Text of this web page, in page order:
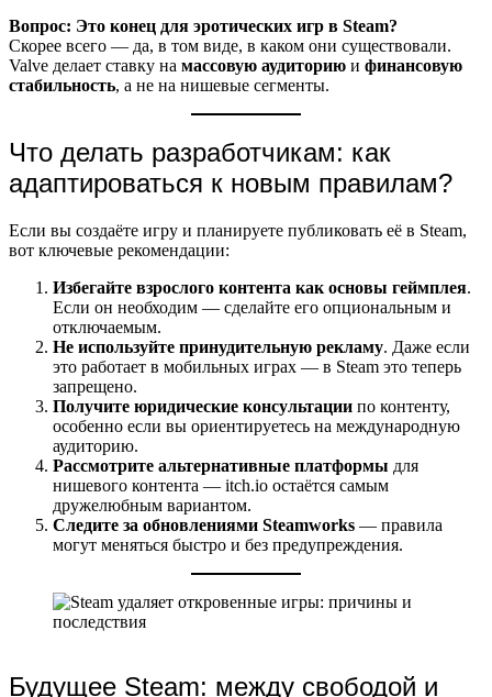
Вопрос: Это конец для эротических игр в Steam?
Скорее всего — да, в том виде, в каком они существовали.
Valve делает ставку на массовую аудиторию и финансовую
стабильность, а не на нишевые сегменты.
Что делать разработчикам: как
адаптироваться к новым правилам?
Если вы создаёте игру и планируете публиковать её в Steam,
вот ключевые рекомендации:
Избегайте взрослого контента как основы геймплея.
Если он необходим — сделайте его опциональным и
отключаемым.
Не используйте принудительную рекламу. Даже если
это работает в мобильных играх — в Steam это теперь
запрещено.
Получите юридические консультации по контенту,
особенно если вы ориентируетесь на международную
аудиторию.
Рассмотрите альтернативные платформы для
нишевого контента — itch.io остаётся самым
дружелюбным вариантом.
Следите за обновлениями Steamworks — правила
могут меняться быстро и без предупреждения.
Будущее Steam: между свободой и